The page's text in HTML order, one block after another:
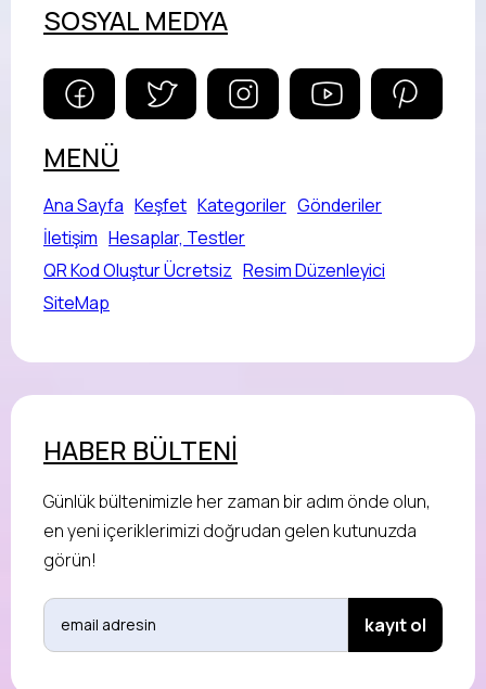
SOSYAL MEDYA
MENÜ
Ana Sayfa Keşfet Kategoriler Gönderiler
İletişim Hesaplar, Testler
QR Kod Oluştur Ücretsiz Resim Düzenleyici
SiteMap
HABER BÜLTENİ
Günlük bültenimizle her zaman bir adım önde olun,
en yeni içeriklerimizi doğrudan gelen kutunuzda
görün!